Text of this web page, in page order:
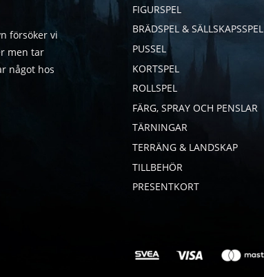
försöker vi
men tar
något hos
FIGURSPEL
BRÄDSPEL & SÄLLSKAPSSPEL
PUSSEL
KORTSPEL
ROLLSPEL
FÄRG, SPRAY OCH PENSLAR
TÄRNINGAR
TERRÄNG & LANDSKAP
TILLBEHÖR
PRESENTKORT